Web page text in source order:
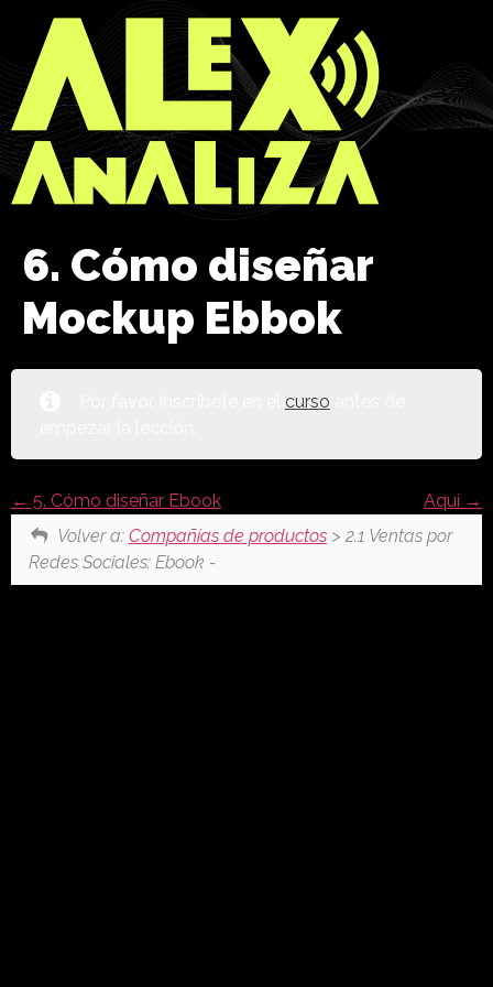
6. Cómo diseñar
Mockup Ebbok
curso
5. Cómo diseñar Ebook
Aquí
Volver a: Compañías de productos> 2.1 Ventas por
Redes Sociales: Ebook -